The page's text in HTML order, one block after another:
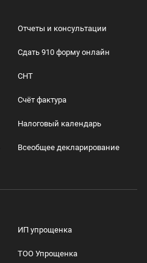
Отчеты и консультации
Сдать 910 форму онлайн
СНТ
Счёт фактура
Налоговый календарь
Всеобщее декларирование
ИП упрощенка
ТОО Упрощенка